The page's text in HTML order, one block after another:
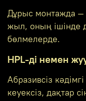
Дұрыс монтажда —
жыл, оның ішінде
бөлмелерде.
HPL-ді немен
Абразивсіз
кеуексіз, дақтар